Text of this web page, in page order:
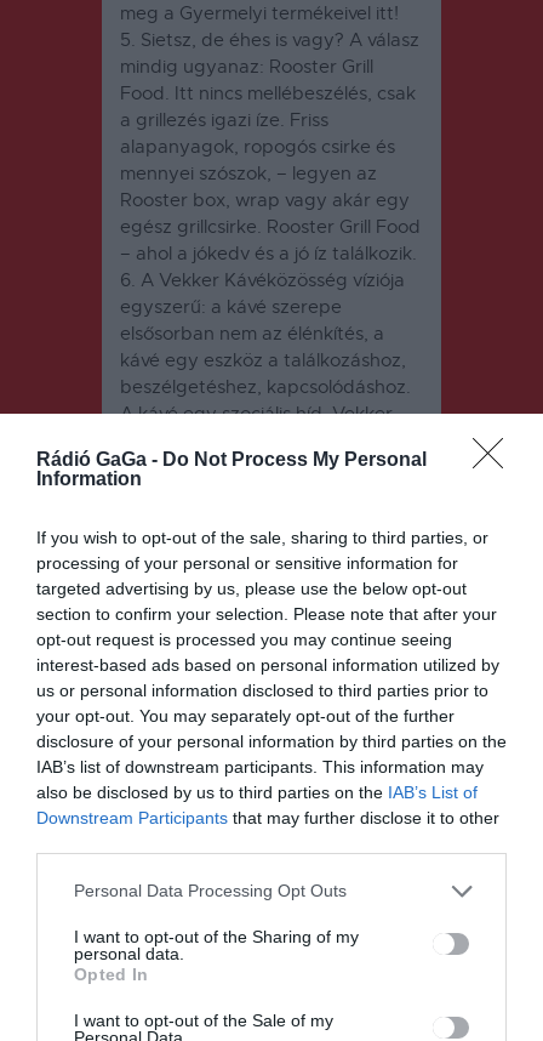
Rádió GaGa - Do Not Process My Personal
Information
If you wish to opt-out of the sale, sharing to third parties, or
processing of your personal or sensitive information for
targeted advertising by us, please use the below opt-out
section to confirm your selection. Please note that after your
opt-out request is processed you may continue seeing
interest-based ads based on personal information utilized by
us or personal information disclosed to third parties prior to
your opt-out. You may separately opt-out of the further
disclosure of your personal information by third parties on the
IAB’s list of downstream participants. This information may
also be disclosed by us to third parties on the IAB’s List of
Downstream Participants that may further disclose it to other
Personal Data Processing Opt Outs
I want to opt-out of the Sharing of my
personal data.
Opted In
I want to opt-out of the Sale of my
Personal Data.
meg a Gyermelyi termékeivel itt!
5. Sietsz, de éhes is vagy? A válasz
mindig ugyanaz: Rooster Grill
Food
. Itt nincs mellébeszélés, csak
a grillezés igazi íze. Friss
alapanyagok, ropogós csirke és
mennyei szószok, – legyen az
Rooster box, wrap vagy akár egy
egész grillcsirke. Rooster Grill Food
– ahol a jókedv és a jó íz találkozik.
6. A Vekker Kávéközösség víziója
egyszerű: a kávé szerepe
elsősorban nem az élénkítés, a
kávé egy eszköz a találkozáshoz,
beszélgetéshez, kapcsolódáshoz.
A kávé egy szociális híd. Vekker
összeköt minket.
gazdaság, amelyet 2009-ben
alapítottak azzal a céllal, hogy
minőségi, természetes
tejtermékeket kínáljanak.
Kezdetben csak nyers tejet
értékesítettek, de 2022-től saját
érlelt és friss sajtok készítésébe is
belefogtak. Termékeik kizárólag a
saját farmjukon termelt tejből
készülnek, így garantálni tudják a
frissességet és az eredeti ízeket.
ugyanakkor modern
magas minőséget. Céljuk, hogy a
Bömbi név egyet jelentsen a tiszta,
ízletes tejtermékekkel.